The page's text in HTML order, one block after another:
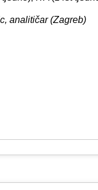
analitičar (Zagreb)